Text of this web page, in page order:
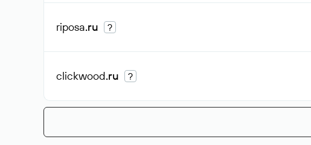
riposa.ru ?
clickwood.ru ?